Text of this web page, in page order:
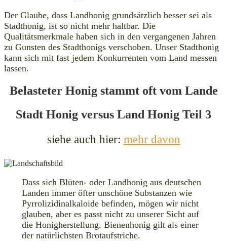
Der Glaube, dass Landhonig grundsätzlich besser sei als
Stadthonig, ist so nicht mehr haltbar. Die
Qualitätsmerkmale haben sich in den vergangenen Jahren
zu Gunsten des Stadthonigs verschoben. Unser Stadthonig
kann sich mit fast jedem Konkurrenten vom Land messen
lassen.
Belasteter Honig stammt oft vom Lande
Stadt Honig versus Land Honig Teil 3
siehe auch hier: mehr davon
Dass sich Blüten- oder Landhonig aus deutschen
Landen immer öfter unschöne Substanzen wie
Pyrrolizidinalkaloide befinden, mögen wir nicht
glauben, aber es passt nicht zu unserer Sicht auf
die Honigherstellung. Bienenhonig gilt als einer
der natürlichsten Brotaufstriche.